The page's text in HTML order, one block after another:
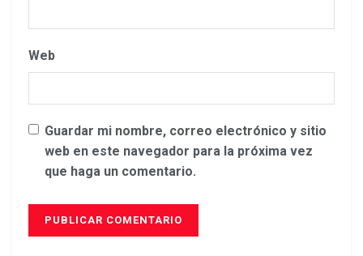
Web
Guardar mi nombre, correo electrónico y sitio
web en este navegador para la próxima vez
que haga un comentario.